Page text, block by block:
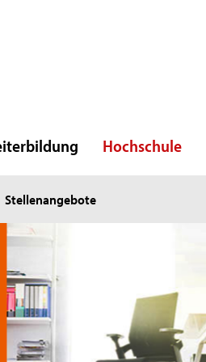
Hochschule
Stellenangebote